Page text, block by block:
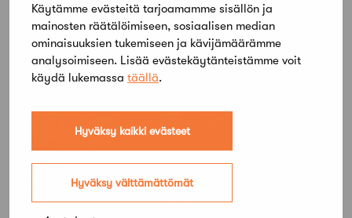
Käytämme evästeitä tarjoamamme sisällön ja
mainosten räätälöimiseen, sosiaalisen median
ominaisuuksien tukemiseen ja kävijämäärämme
analysoimiseen. Lisää evästekäytänteistämme voit
käydä lukemassa täällä.
Hyväksy kaikki evästeet
Hyväksy välttämättömät
Tutustu Oulun kilpailukohteisiinCitynomadi-
kartalla.